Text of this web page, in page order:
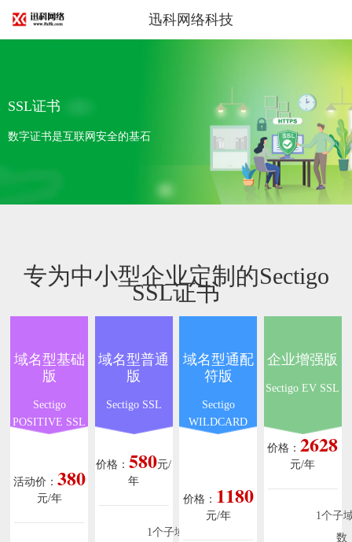
迅科网络科技
SSL证书
数字证书是互联网安全的基石
专为中小型企业定制的Sectigo
SSL证书
域名型基础
版
Sectigo
POSITIVE SSL
活动价： 380
元/年
域名型普通
版
Sectigo SSL
价格：580元/
年
1个子域名个
域名型通配
符版
Sectigo
WILDCARD
价格： 1180
元/年
企业增强版
Sectigo EV SSL
价格：2628
元/年
1个子
数